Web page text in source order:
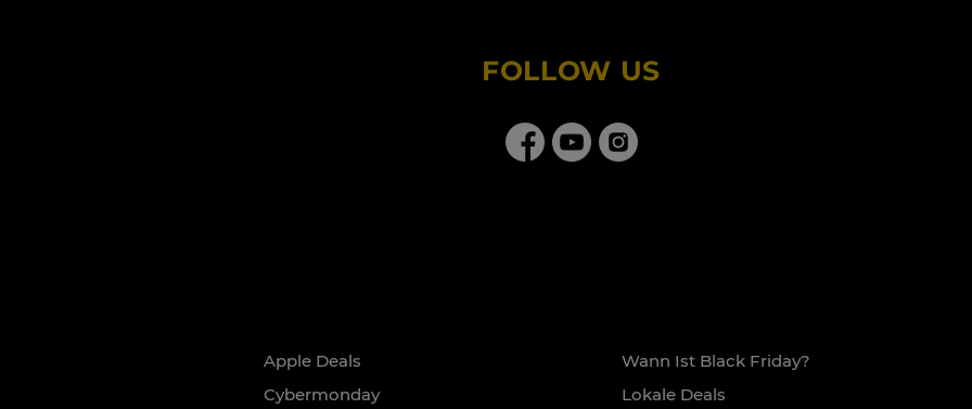
FOLLOW US
Apple Deals
Cybermonday
Wann Ist Black Friday?
Lokale Deals